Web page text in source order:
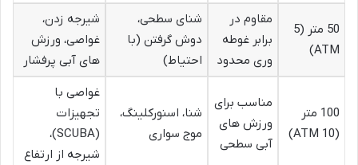
50 متر (5
ATM)
مقاوم در
برابر غوطه
وری محدود
شنای سطحی،
دوش گرفتن (با
احتیاط)
شیرجه زدن،
غواصی، ورزش
های آبی پرفشار
100 متر
(10 ATM)
مناسب برای
ورزش های
آبی سطحی
شنا، اسنورکلینگ،
موج سواری
غواصی با
تجهیزات
(SCUBA)،
شیرجه از ارتفاع